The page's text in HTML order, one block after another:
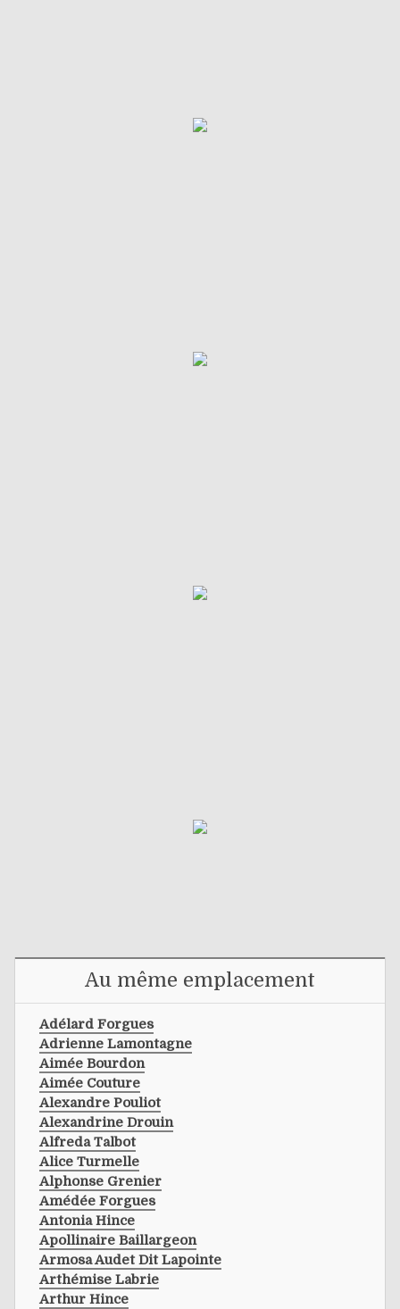
Au même emplacement
Adélard Forgues
Adrienne Lamontagne
Aimée Bourdon
Aimée Couture
Alexandre Pouliot
Alexandrine Drouin
Alfreda Talbot
Alice Turmelle
Alphonse Grenier
Amédée Forgues
Antonia Hince
Apollinaire Baillargeon
Armosa Audet Dit Lapointe
Arthémise Labrie
Arthur Hince